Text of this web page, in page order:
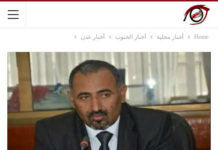
Home أخبار محلية أخبار الجنوب أخبار عدن